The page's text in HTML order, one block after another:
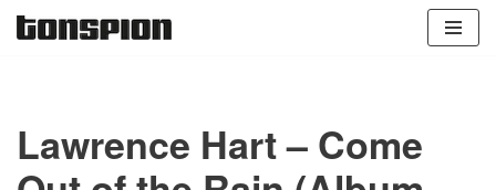
Lawrence Hart – Come